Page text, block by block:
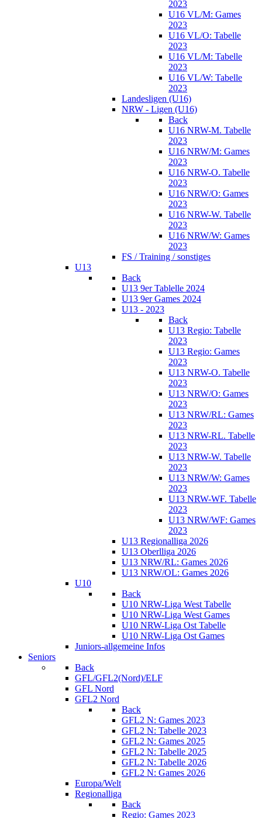
2023
U16 VL/M: Games
2023
U16 VL/O: Tabelle
2023
U16 VL/M: Tabelle
2023
U16 VL/W: Tabelle
2023
Landesligen (U16)
NRW - Ligen (U16)
Back
U16 NRW-M. Tabelle
2023
U16 NRW/M: Games
2023
U16 NRW-O. Tabelle
2023
U16 NRW/O: Games
2023
U16 NRW-W. Tabelle
2023
U16 NRW/W: Games
2023
FS / Training / sonstiges
U13
Back
U13 9er Tablelle 2024
U13 9er Games 2024
U13 - 2023
Back
U13 Regio: Tabelle
2023
U13 Regio: Games
2023
U13 NRW-O. Tabelle
2023
U13 NRW/O: Games
2023
U13 NRW/RL: Games
2023
U13 NRW-RL. Tabelle
2023
U13 NRW-W. Tabelle
2023
U13 NRW/W: Games
2023
U13 NRW-WF. Tabelle
2023
U13 NRW/WF: Games
2023
U13 Regionalliga 2026
U13 Oberlliga 2026
U13 NRW/RL: Games 2026
U13 NRW/OL: Games 2026
U10
Back
U10 NRW-Liga West Tabelle
U10 NRW-Liga West Games
U10 NRW-Liga Ost Tabelle
U10 NRW-Liga Ost Games
Juniors-allgemeine Infos
Seniors
Back
GFL/GFL2(Nord)/ELF
GFL Nord
GFL2 Nord
Back
GFL2 N: Games 2023
GFL2 N: Tabelle 2023
GFL2 N: Games 2025
GFL2 N: Tabelle 2025
GFL2 N: Tabelle 2026
GFL2 N: Games 2026
Europa/Welt
Regionalliga
Back
Regio: Games 2023